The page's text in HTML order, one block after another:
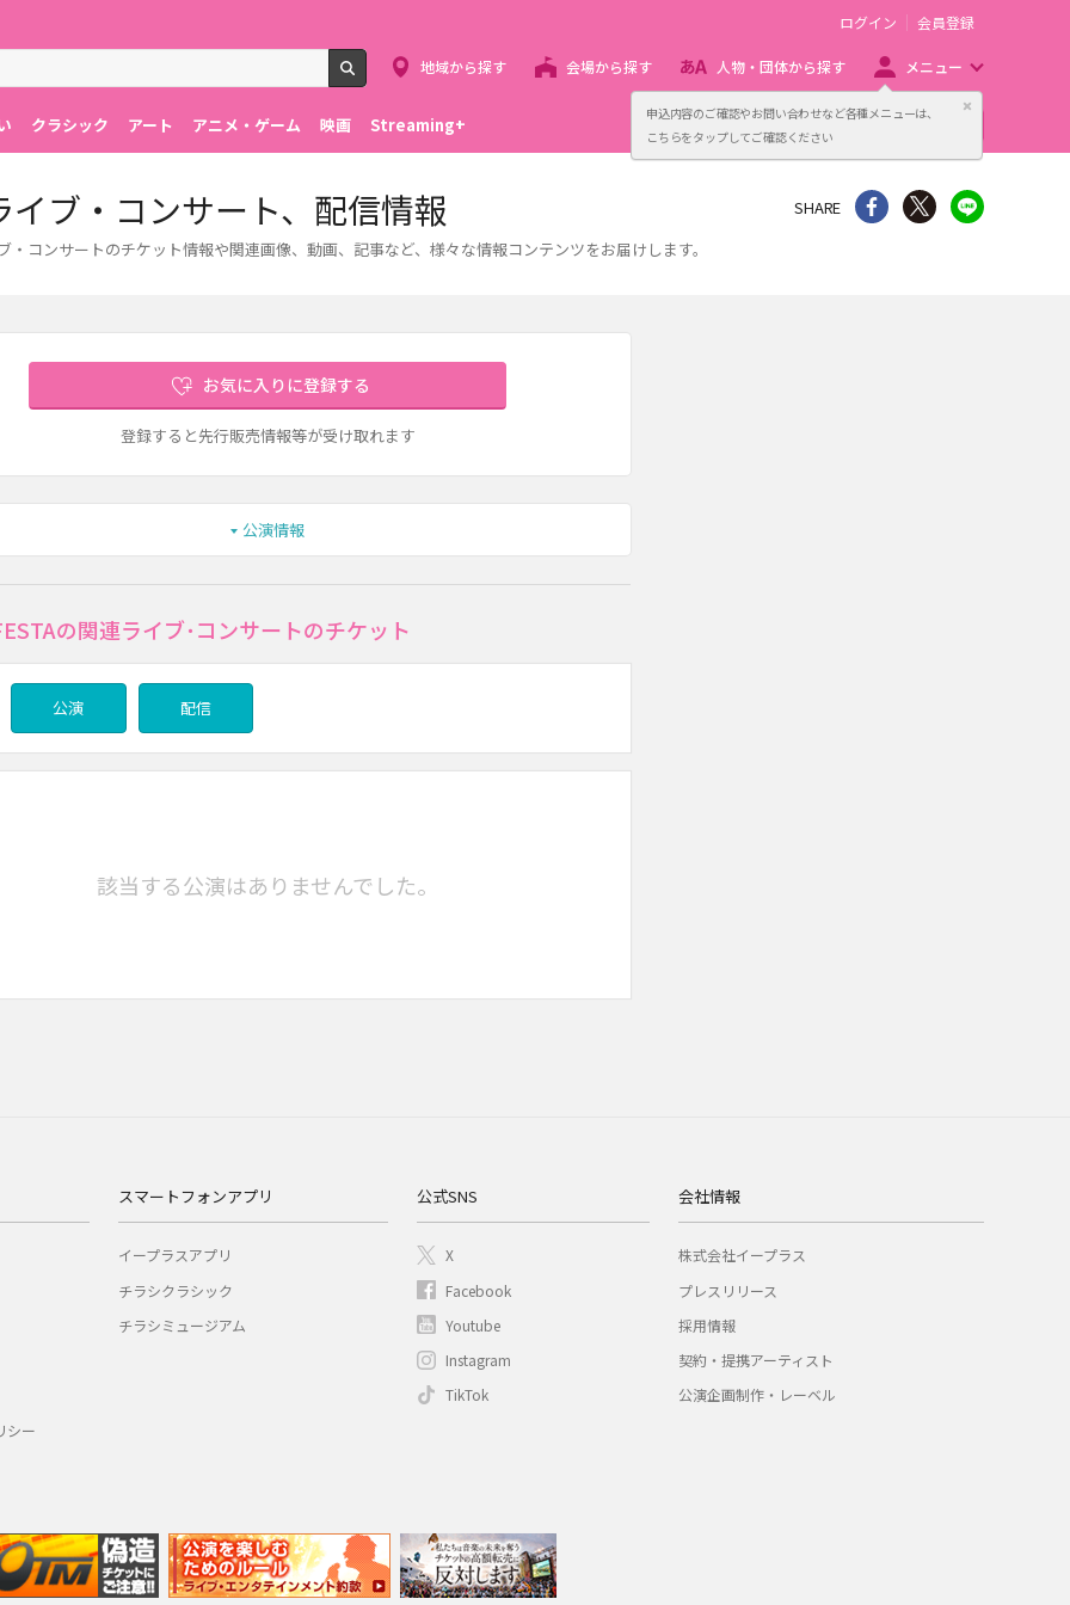
申込内容のご確認やお問い合わせなど各種メニューは、
こちらをタップしてご確認ください
閉じる
検索
ログイン 会員登録
地域から探す 会場から探す 人物・団体から探す メニュー
クラシック アート アニメ・ゲーム 映画 Streaming+ 主催者向け販売サービス
イブ・コンサート、配信情報
コンサートのチケット情報や関連画像、動画、記事など、様々な情報コンテンツをお届けします。
SHARE シェア Twitter
お気に入りに登録する
登録すると先行販売情報等が受け取れます
公演情報
の関連ライブ･コンサートのチケット
公演 配信
該当する公演はありませんでした。
シー
スマートフォンアプリ
イープラスアプリ
チラシクラシック
チラシミュージアム
公式SNS
X
Facebook
Youtube
Instagram
TikTok
会社情報
株式会社イープラス
プレスリリース
採用情報
契約・提携アーティスト
公演企画制作・レーベル